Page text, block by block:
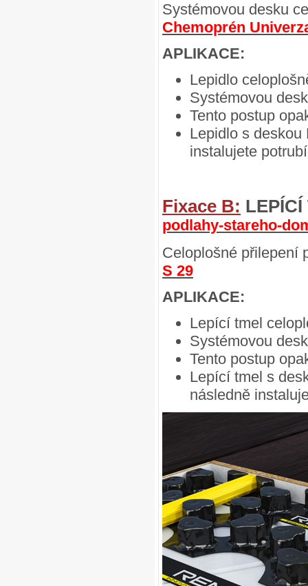
Systémovou desku
Chemoprén
APLIKACE:
Lepidlo
Systémovou
Tento postup
Lepidlo s deskou
instalujete
Fixace B:
podlahy-stareho-
Celoplošné přilepení
S 29
APLIKACE:
Lepící tmel
Systémovou
Tento postup
Lepící tmel s
následně